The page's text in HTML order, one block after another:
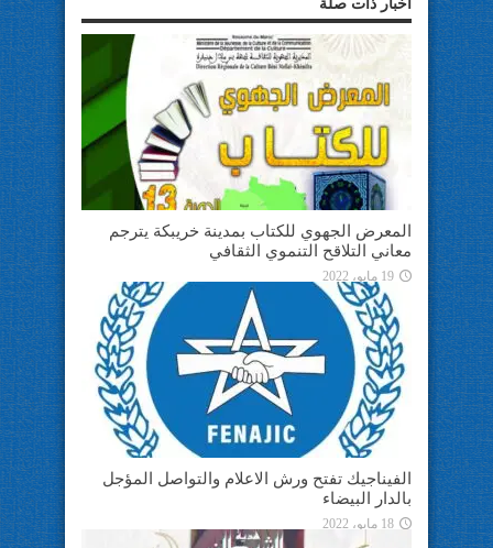
أخبار ذات صلة
المعرض الجهوي للكتاب بمدينة خريبكة يترجم
معاني التلاقح التنموي الثقافي
19 مايو، 2022
الفيناجيك تفتح ورش الاعلام والتواصل المؤجل
بالدار البيضاء
18 مايو، 2022